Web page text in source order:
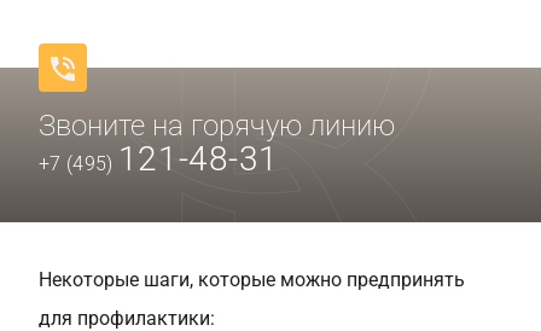
Звоните на горячую линию
+7 (495) 121-48-31
Некоторые шаги, которые можно предпринять
для профилактики: